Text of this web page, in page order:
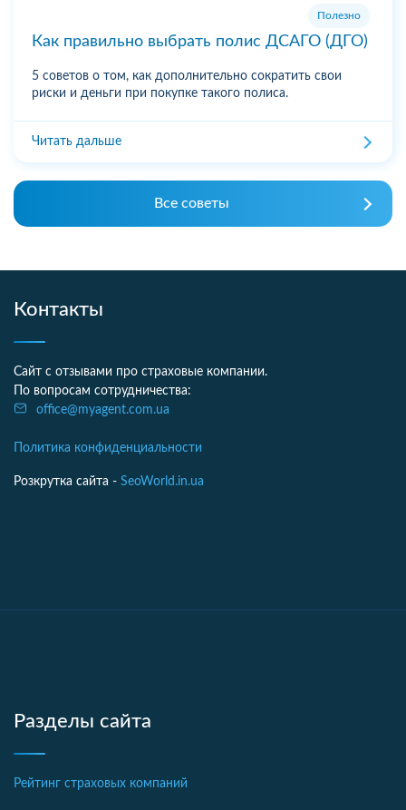
Полезно
Как правильно выбрать полис ДСАГО (ДГО)
5 советов о том, как дополнительно сократить свои
риски и деньги при покупке такого полиса.
Читать дальше
Все советы
Контакты
Сайт с отзывами про страховые компании.
По вопросам сотрудничества:
office@myagent.com.ua
Политика конфиденциальности
Розкрутка сайта - SeoWorld.in.ua
Разделы сайта
Рейтинг страховых компаний